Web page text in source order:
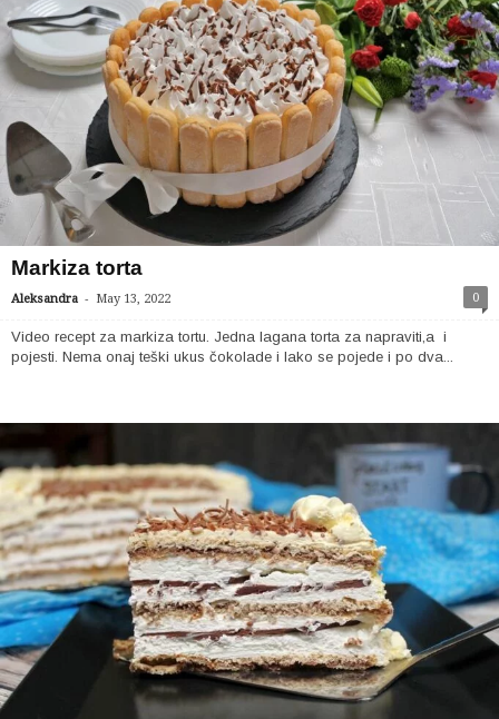
Markiza torta
Aleksandra - May 13, 2022 0
Video recept za markiza tortu. Jedna lagana torta za napraviti,a i
pojesti. Nema onaj teški ukus čokolade i lako se pojede i po dva...